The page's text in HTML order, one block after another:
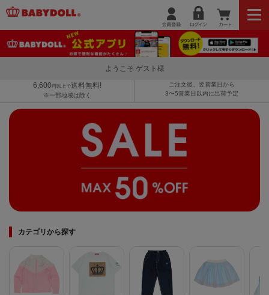
ようこそ ゲスト様
6,600 円以上で送料無料!
※一部地域は除く
ご注文後、翌営業日から
3〜5営業日以内に出荷予定
カテゴリから探す